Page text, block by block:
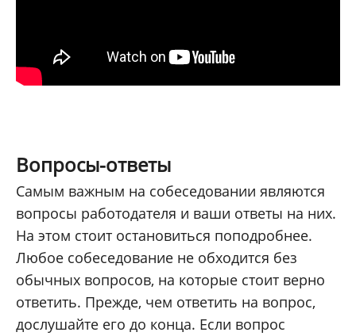
Вопросы-ответы
Самым важным на собеседовании являются
вопросы работодателя и ваши ответы на них.
На этом стоит остановиться поподробнее.
Любое собеседование не обходится без
обычных вопросов, на которые стоит верно
ответить. Прежде, чем ответить на вопрос,
дослушайте его до конца. Если вопрос